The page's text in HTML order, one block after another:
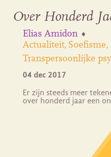
Over Honderd
Elias Amidon
Actualiteit Soefisme
Transpersoonlijke
04 dec 2017
Er zijn steeds meer
over honderd jaar een